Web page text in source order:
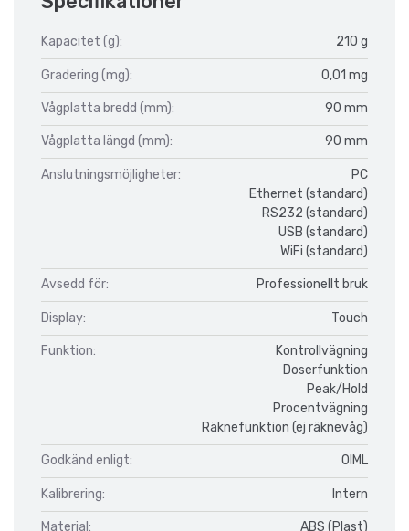
Kapacitet (g): 210 g
Gradering (mg): 0,01 mg
Vågplatta bredd (mm): 90 mm
Vågplatta längd (mm): 90 mm
Anslutningsmöjligheter:
PC
Ethernet (standard)
RS232 (standard)
USB (standard)
WiFi (standard)
Avsedd för: Professionellt bruk
Display: Touch
Funktion:
Kontrollvägning
Doserfunktion
Peak/Hold
Procentvägning
Räknefunktion (ej räknevåg)
Godkänd enligt: OIML
Kalibrering: Intern
Material: ABS (Plast)